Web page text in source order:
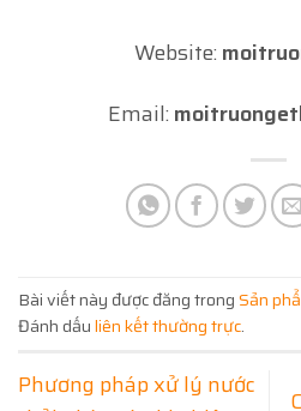
Website:
Email:
Bài viết này được đăng trongSản
Đánh dấuliên kết thường trực.
Phương pháp xử lý nước